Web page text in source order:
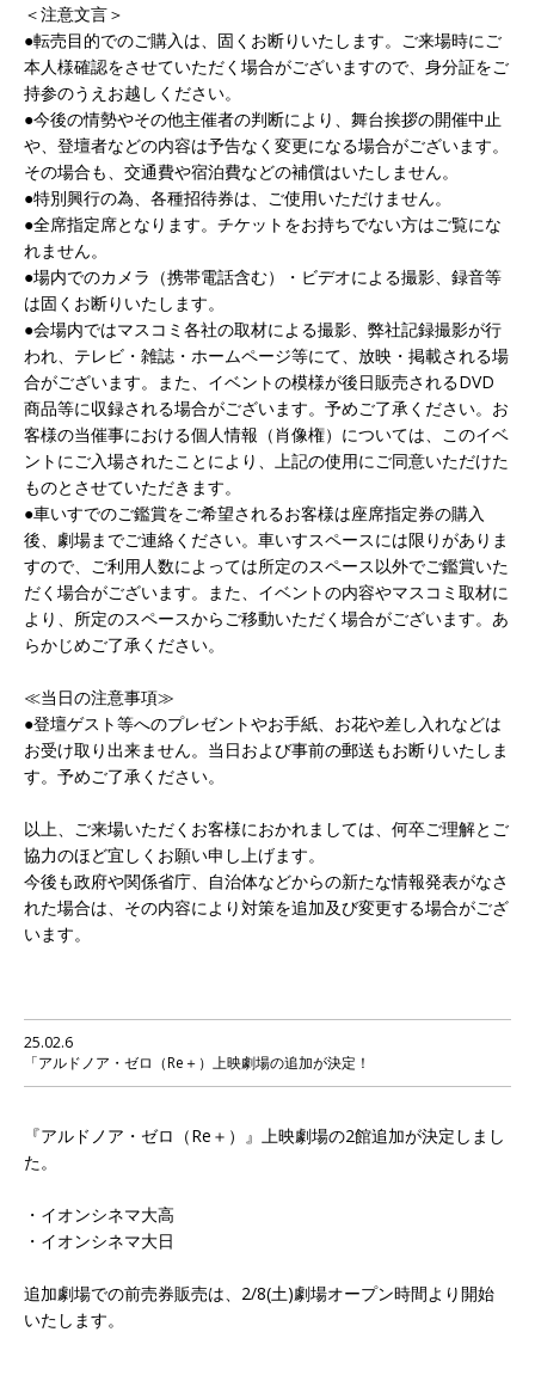
＜注意文言＞
●転売目的でのご購入は、固くお断りいたします。ご来場時にご
本人様確認をさせていただく場合がございますので、身分証をご
持参のうえお越しください。
●今後の情勢やその他主催者の判断により、舞台挨拶の開催中止
や、登壇者などの内容は予告なく変更になる場合がございます。
その場合も、交通費や宿泊費などの補償はいたしません。
●特別興行の為、各種招待券は、ご使用いただけません。
●全席指定席となります。チケットをお持ちでない方はご覧にな
れません。
●場内でのカメラ（携帯電話含む）・ビデオによる撮影、録音等
は固くお断りいたします。
●会場内ではマスコミ各社の取材による撮影、弊社記録撮影が行
われ、テレビ・雑誌・ホームページ等にて、放映・掲載される場
合がございます。また、イベントの模様が後日販売されるDVD
商品等に収録される場合がございます。予めご了承ください。お
客様の当催事における個人情報（肖像権）については、このイベ
ントにご入場されたことにより、上記の使用にご同意いただけた
ものとさせていただきます。
●車いすでのご鑑賞をご希望されるお客様は座席指定券の購入
後、劇場までご連絡ください。車いすスペースには限りがありま
すので、ご利用人数によっては所定のスペース以外でご鑑賞いた
だく場合がございます。また、イベントの内容やマスコミ取材に
より、所定のスペースからご移動いただく場合がございます。あ
らかじめご了承ください。
≪当日の注意事項≫
●登壇ゲスト等へのプレゼントやお手紙、お花や差し入れなどは
お受け取り出来ません。当日および事前の郵送もお断りいたしま
す。予めご了承ください。
以上、ご来場いただくお客様におかれましては、何卒ご理解とご
協力のほど宜しくお願い申し上げます。
今後も政府や関係省庁、自治体などからの新たな情報発表がなさ
れた場合は、その内容により対策を追加及び変更する場合がござ
います。
25.02.6
「アルドノア・ゼロ（Re＋）上映劇場の追加が決定！
『アルドノア・ゼロ（Re＋）』上映劇場の2館追加が決定しまし
た。
・イオンシネマ大高
・イオンシネマ大日
追加劇場での前売券販売は、2/8(土)劇場オープン時間より開始
いたします。